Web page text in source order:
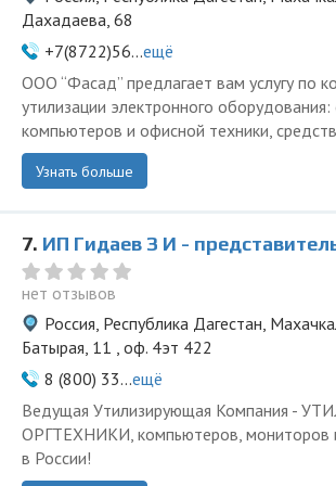
Дахадаева, 68
+7(8722)56...ещё
ООО “Фасад” предлагает вам услугу по
утилизации электронного оборудования:
компьютеров и офисной техники,
Узнать больше
7. ИП Гидаев З И - представитель ООО Ведущая
нет отзывов
Россия, Республика Дагестан,
Батырая, 11 , оф. 4эт 422
8 (800) 33...ещё
Ведущая Утилизирующая Компания -
ОРГТЕХНИКИ, компьютеров, мониторов
в России!